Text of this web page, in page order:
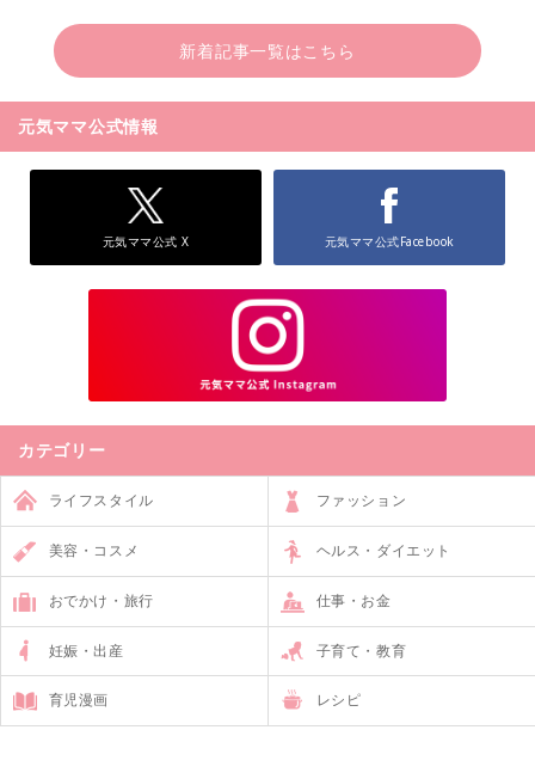
新着記事一覧はこちら
元気ママ公式情報
元気ママ公式 X 元気ママ公式Facebook
カテゴリー
ライフスタイル ファッション
美容・コスメ ヘルス・ダイエット
おでかけ・旅行 仕事・お金
妊娠・出産 子育て・教育
育児漫画 レシピ